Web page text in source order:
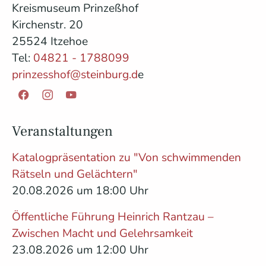
Kreismuseum Prinzeßhof
Kirchenstr. 20
25524 Itzehoe
Tel: 04821 - 1788099
prinzesshof@steinburg.de
Facebook
Instagram
YouTube
Veranstaltungen
Katalogpräsentation zu "Von schwimmenden
Rätseln und Gelächtern"
20.08.2026 um 18:00 Uhr
Öffentliche Führung Heinrich Rantzau –
Zwischen Macht und Gelehrsamkeit
23.08.2026 um 12:00 Uhr